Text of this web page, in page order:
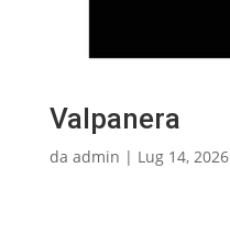
Valpanera
da admin | Lug 14, 2026